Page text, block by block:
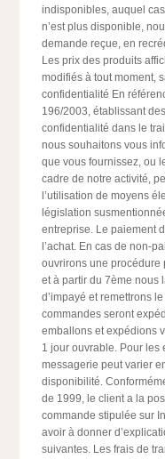
indisponibles, auquel
n’est plus disponible,
demande reçue, en
Les prix des produits
modifiés à tout moment,
confidentialité En
196/2003, établissant
confidentialité dans le
nous souhaitons vous
que vous fournissez, ou
cadre de notre activité,
l’utilisation de moyens
législation
entreprise. Le paiement
l’achat. En cas de non-
ouvrirons une procédure
et à partir du 7ème nous
d’impayé et remettrons
commandes seront
emballons et expédions
1 jour ouvrable. Pour les
messagerie peut varier
disponibilité.
de 1999, le client a la
commande stipulée sur
avoir à donner
suivantes. Les frais de